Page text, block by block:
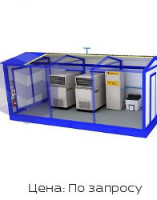
Цена: По запросу